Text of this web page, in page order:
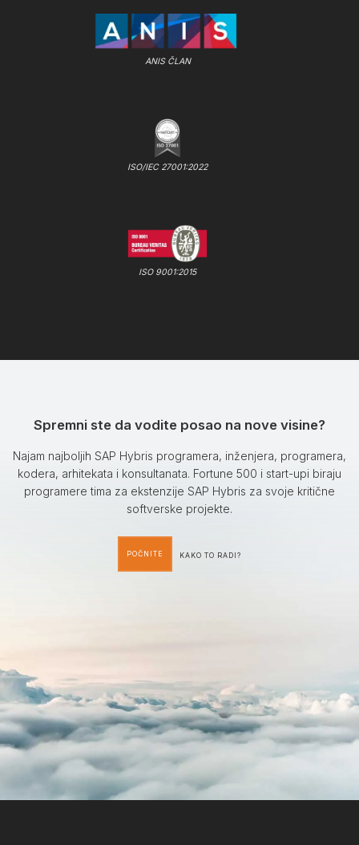
ANIS ČLAN
ISO/IEC 27001:2022
ISO 9001:2015
Spremni ste da vodite posao na nove visine?
Najam najboljih SAP Hybris programera, inženjera, programera,
kodera, arhitekata i konsultanata. Fortune 500 i start-upi biraju
programere tima za ekstenzije SAP Hybris za svoje kritične
softverske projekte.
POČNITE KAKO TO RADI?